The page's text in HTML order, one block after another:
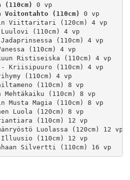
(110cm) 0 vp
Viittaritari (120cm) 4 vp
(110cm) 4 vp
(110cm) 4 vp
(110cm) 4 vp
Ristiseiska (110cm) 4 vp
Kriisipuuro (110cm) 4 vp
(110cm) 4 vp
(110cm) 8 vp
(110cm) 8 vp
Magia (110cm) 8 vp
Luola (120cm) 8 vp
(110cm) 12 vp
Luolassa (120cm) 12 vp
(110cm) 12 vp
Silvertti (110cm) 16 vp